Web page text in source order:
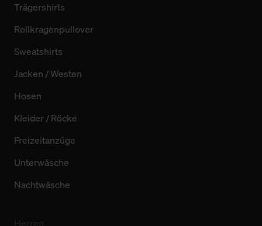
Trägershirts
Rollkragenpullover
Sweatshirts
Jacken / Westen
Hosen
Kleider / Röcke
Freizeitanzüge
Unterwäsche
Nachtwäsche